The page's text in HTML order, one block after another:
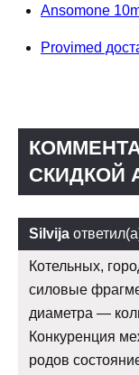
Ansomone
Provimed
СКИДКОЙ
Silvija
Котельных,
силовые
диаметра —
Конкуренция
родов